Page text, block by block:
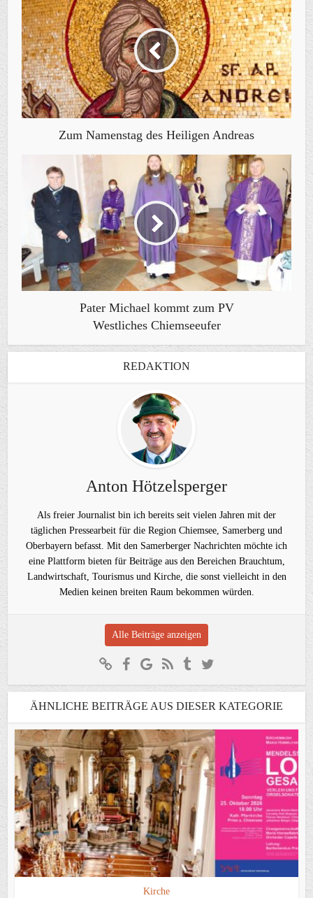
Zum Namenstag des Heiligen Andreas
Pater Michael kommt zum PV
Westliches Chiemseeufer
REDAKTION
Anton Hötzelsperger
Als freier Journalist bin ich bereits seit vielen Jahren mit der
täglichen Pressearbeit für die Region Chiemsee, Samerberg und
Oberbayern befasst. Mit den Samerberger Nachrichten möchte ich
eine Plattform bieten für Beiträge aus den Bereichen Brauchtum,
Landwirtschaft, Tourismus und Kirche, die sonst vielleicht in den
Medien keinen breiten Raum bekommen würden.
Alle Beiträge anzeigen
ÄHNLICHE BEITRÄGE AUS DIESER KATEGORIE
Kirche